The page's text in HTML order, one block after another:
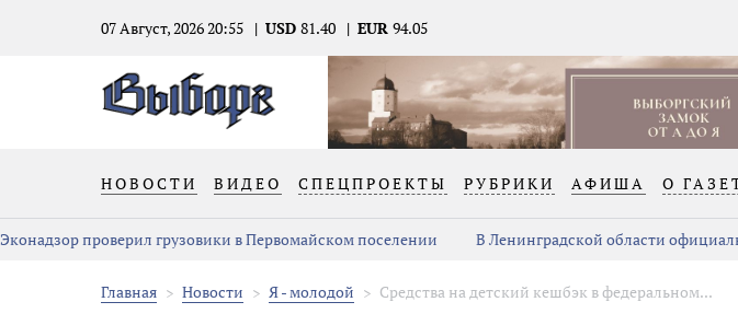
07 Август, 2026 20:55 USD 81.40 EUR 94.05
НОВОСТИ ВИДЕО СПЕЦПРОЕКТЫ РУБРИКИ АФИША О
Эконадзор проверил грузовики в Первомайском поселении В Ленинградской области
Главная Новости Я - молодой Средства на детский кешбэк в федеральном...